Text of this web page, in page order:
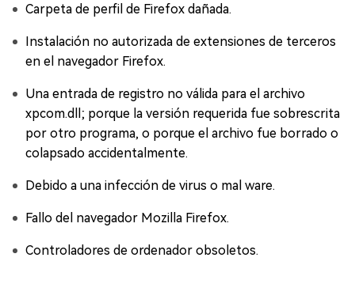
Carpeta de perfil de Firefox dañada.
Instalación no autorizada de extensiones de terceros
en el navegador Firefox.
Una entrada de registro no válida para el archivo
xpcom.dll; porque la versión requerida fue sobrescrita
por otro programa, o porque el archivo fue borrado o
colapsado accidentalmente.
Debido a una infección de virus o mal ware.
Fallo del navegador Mozilla Firefox.
Controladores de ordenador obsoletos.